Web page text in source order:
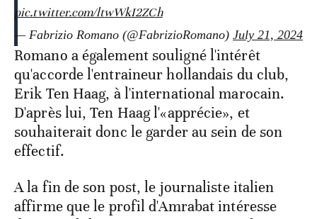
pic.twitter.com/ltwWkI2ZCh
— Fabrizio Romano (@FabrizioRomano) July 21, 2024
Romano a également souligné l'intérêt
qu'accorde l'entraineur hollandais du club,
Erik Ten Haag, à l'international marocain.
D'après lui, Ten Haag l'«apprécie», et
souhaiterait donc le garder au sein de son
effectif.
A la fin de son post, le journaliste italien
affirme que le profil d'Amrabat intéresse